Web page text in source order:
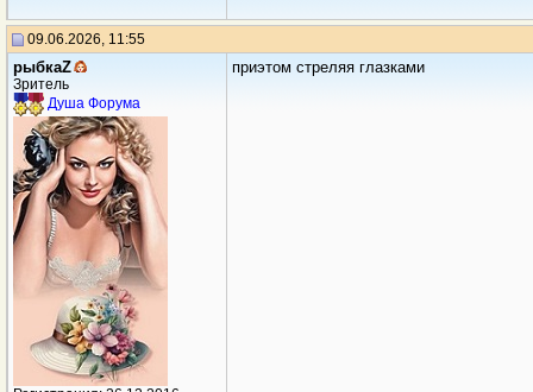
09.06.2026, 11:55
рыбкаZ
Зритель
Душа Форума
приэтом стреляя глазками